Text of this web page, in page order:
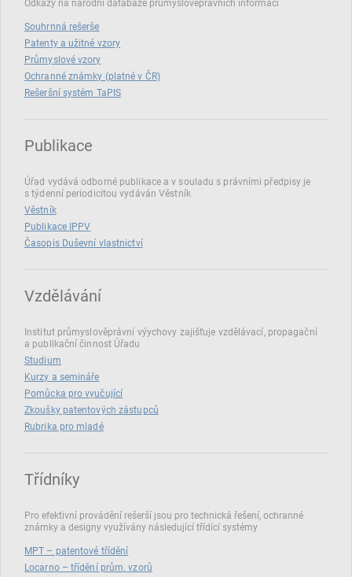
Odkazy na národní databáze průmyslověprávních informací
Souhrnná rešerše
Patenty a užitné vzory
Průmyslové vzory
Ochranné známky (platné v ČR)
Rešeršní systém TaPIS
Publikace
Úřad vydává odborné publikace a v souladu s právními předpisy je
s týdenní periodicitou vydáván Věstník
Věstník
Publikace IPPV
Časopis Duševní vlastnictví
Vzdělávání
Institut průmyslověprávní výychovy zajišťuje vzdělávací, propagační
a publikační činnost Úřadu
Studium
Kurzy a semináře
Pomůcka pro vyučující
Zkoušky patentových zástupců
Rubrika pro mladé
Třídníky
Pro efektivní provádění rešerší jsou pro technická řešení, ochranné
známky a designy využívány následující třídící systémy
MPT – patentové třídění
Locarno – třídění prům. vzorů